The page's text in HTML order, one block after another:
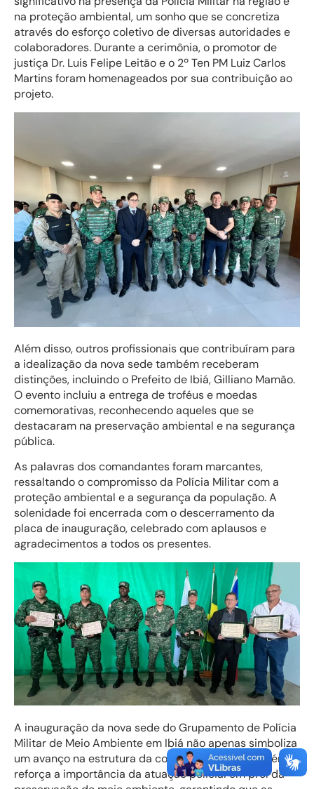
na proteção ambiental, um sonho que se concretiza
através do esforço coletivo de diversas autoridades e
colaboradores. Durante a cerimônia, o promotor de
justiça Dr. Luis Felipe Leitão e o 2º Ten PM Luiz Carlos
Martins foram homenageados por sua contribuição ao
projeto.
Além disso, outros profissionais que contribuíram para
a idealização da nova sede também receberam
distinções, incluindo o Prefeito de Ibiá, Gilliano Mamão.
O evento incluiu a entrega de troféus e moedas
comemorativas, reconhecendo aqueles que se
destacaram na preservação ambiental e na segurança
pública.
As palavras dos comandantes foram marcantes,
ressaltando o compromisso da Polícia Militar com a
proteção ambiental e a segurança da população. A
solenidade foi encerrada com o descerramento da
placa de inauguração, celebrado com aplausos e
agradecimentos a todos os presentes.
A inauguração da nova sede do Grupamento de Polícia
Militar de Meio Ambiente em Ibiá não apenas simboliza
um avanço na estrutura da corporação, mas também
reforça a importância da atuação policial em prol da